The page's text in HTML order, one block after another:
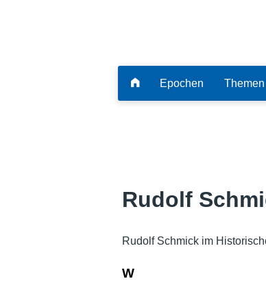
Epochen Themen
Rudolf
Rudolf Schmick im
W